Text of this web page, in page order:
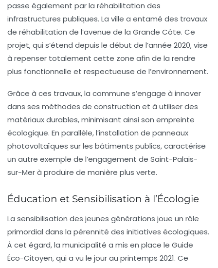
passe également par la réhabilitation des
infrastructures publiques. La ville a entamé des travaux
de réhabilitation de l’avenue de la Grande Côte. Ce
projet, qui s’étend depuis le début de l’année 2020, vise
à repenser totalement cette zone afin de la rendre
plus fonctionnelle et respectueuse de l’environnement.
Grâce à ces travaux, la commune s’engage à innover
dans ses méthodes de construction et à utiliser des
matériaux durables, minimisant ainsi son empreinte
écologique. En parallèle, l’installation de panneaux
photovoltaïques sur les bâtiments publics, caractérise
un autre exemple de l’engagement de Saint-Palais-
sur-Mer à produire de manière plus verte.
Éducation et Sensibilisation à l’Écologie
La sensibilisation des jeunes générations joue un rôle
primordial dans la pérennité des initiatives écologiques.
À cet égard, la municipalité a mis en place le Guide
Éco-Citoyen, qui a vu le jour au printemps 2021. Ce